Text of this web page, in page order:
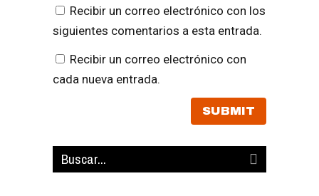
Recibir un correo electrónico con los
siguientes comentarios a esta entrada.
Recibir un correo electrónico con
cada nueva entrada.